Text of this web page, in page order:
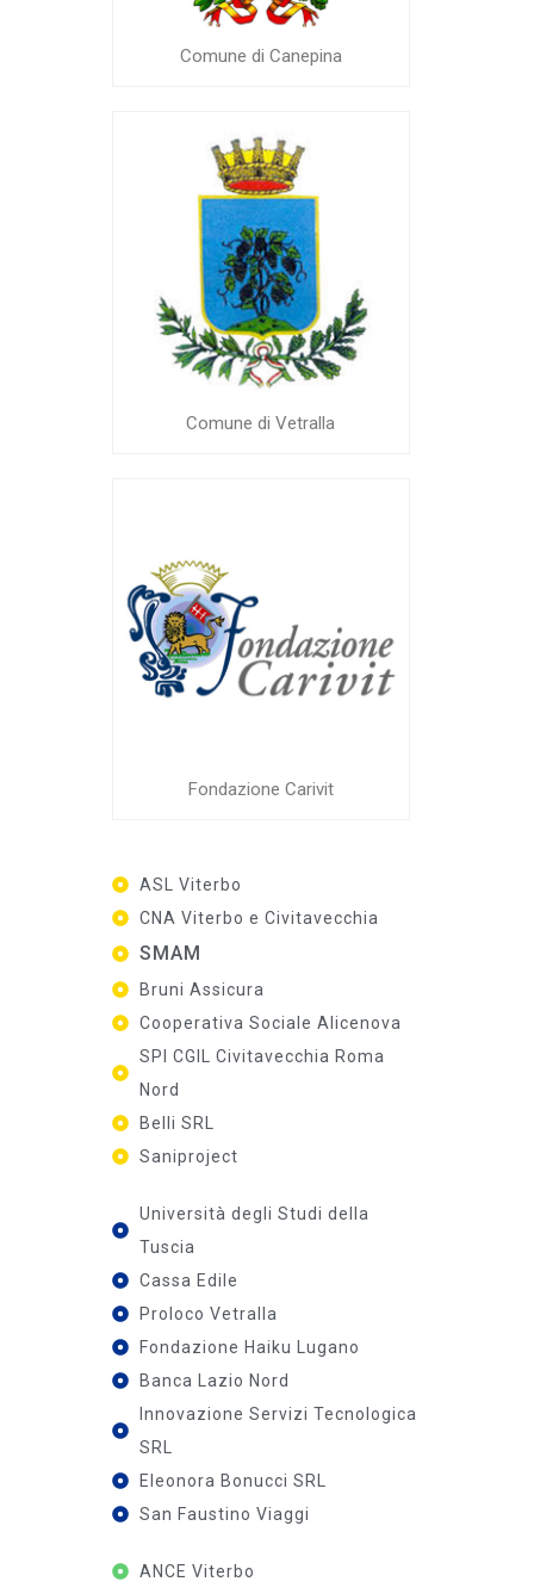
Comune di Canepina
Comune di Vetralla
Fondazione Carivit
ASL Viterbo
CNA Viterbo e Civitavecchia
SMAM
Bruni Assicura
Cooperativa Sociale Alicenova
SPI CGIL Civitavecchia Roma
Nord
Belli SRL
Saniproject
Università degli Studi della
Tuscia
Cassa Edile
Proloco Vetralla
Fondazione Haiku Lugano
Banca Lazio Nord
Innovazione Servizi Tecnologica
SRL
Eleonora Bonucci SRL
San Faustino Viaggi
ANCE Viterbo